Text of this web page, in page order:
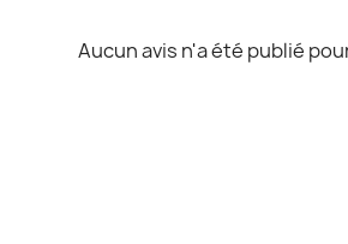
Aucun avis n'a été publié